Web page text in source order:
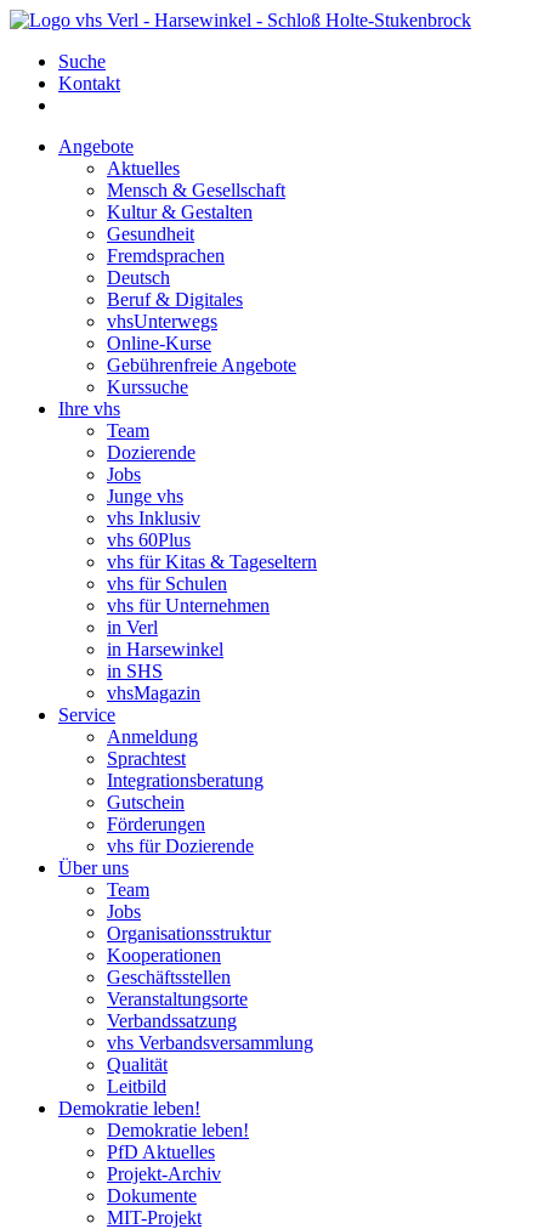
Suche
Kontakt
Angebote
Aktuelles
Mensch & Gesellschaft
Kultur & Gestalten
Gesundheit
Fremdsprachen
Deutsch
Beruf & Digitales
vhsUnterwegs
Online-Kurse
Gebührenfreie Angebote
Kurssuche
Ihre vhs
Team
Dozierende
Jobs
Junge vhs
vhs Inklusiv
vhs 60Plus
vhs für Kitas & Tageseltern
vhs für Schulen
vhs für Unternehmen
in Verl
in Harsewinkel
in SHS
vhsMagazin
Service
Anmeldung
Sprachtest
Integrationsberatung
Gutschein
Förderungen
vhs für Dozierende
Über uns
Team
Jobs
Organisationsstruktur
Kooperationen
Geschäftsstellen
Veranstaltungsorte
Verbandssatzung
vhs Verbandsversammlung
Qualität
Leitbild
Demokratie leben!
Demokratie leben!
PfD Aktuelles
Projekt-Archiv
Dokumente
MIT-Projekt